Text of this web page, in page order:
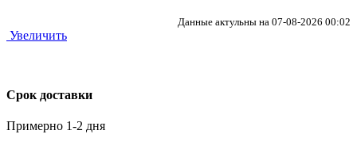
Данные актульны на 07-08-2026 00:02
Увеличить
Срок доставки
Примерно 1-2 дня